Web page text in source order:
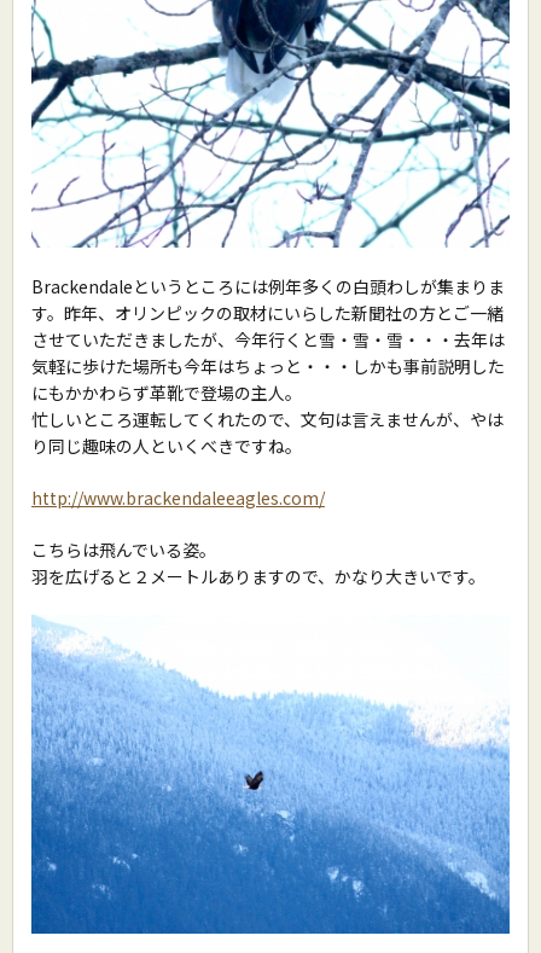
Brackendaleというところには例年多くの白頭わしが集まりま
す。昨年、オリンピックの取材にいらした新聞社の方とご一緒
させていただきましたが、今年行くと雪・雪・雪・・・去年は
気軽に歩けた場所も今年はちょっと・・・しかも事前説明した
にもかかわらず革靴で登場の主人。
忙しいところ運転してくれたので、文句は言えませんが、やは
り同じ趣味の人といくべきですね。
http://www.brackendaleeagles.com/
こちらは飛んでいる姿。
羽を広げると２メートルありますので、かなり大きいです。